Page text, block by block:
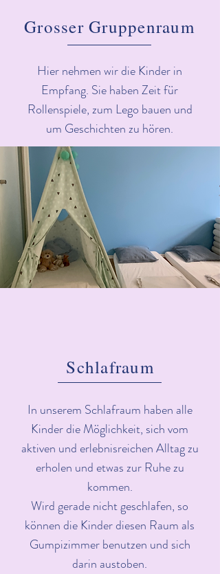
Grosser Gruppenraum
Hier nehmen wir die Kinder in
Empfang. Sie haben Zeit für
Rollenspiele, zum Lego bauen und
um Geschichten zu hören.
Schlafraum
In unserem Schlafraum haben alle
Kinder die Möglichkeit, sich vom
aktiven und erlebnisreichen Alltag zu
erholen und etwas zur Ruhe zu
kommen.
Wird gerade nicht geschlafen, so
können die Kinder diesen Raum als
Gumpizimmer benutzen und sich
darin austoben.